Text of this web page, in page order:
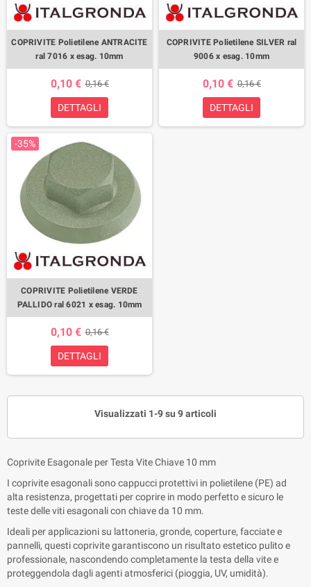
COPRIVITE Polietilene ANTRACITE
ral 7016 x esag. 10mm
0,10 € 0,16 €
DETTAGLI
COPRIVITE Polietilene SILVER ral
9006 x esag. 10mm
0,10 € 0,16 €
DETTAGLI
-35%
COPRIVITE Polietilene VERDE
PALLIDO ral 6021 x esag. 10mm
0,10 € 0,16 €
DETTAGLI
Visualizzati 1-9 su 9 articoli
Coprivite Esagonale per Testa Vite Chiave 10 mm
I coprivite esagonali sono cappucci protettivi in polietilene (PE) ad
alta resistenza, progettati per coprire in modo perfetto e sicuro le
teste delle viti esagonali con chiave da 10 mm.
Ideali per applicazioni su lattoneria, gronde, coperture, facciate e
pannelli, questi coprivite garantiscono un risultato estetico pulito e
professionale, nascondendo completamente la testa della vite e
proteggendola dagli agenti atmosferici (pioggia, UV, umidità).